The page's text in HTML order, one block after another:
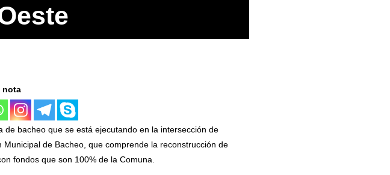
nota
bacheo que se está ejecutando en la intersección de
de Bacheo, que comprende la reconstrucción de
fondos que son 100% de la Comuna.